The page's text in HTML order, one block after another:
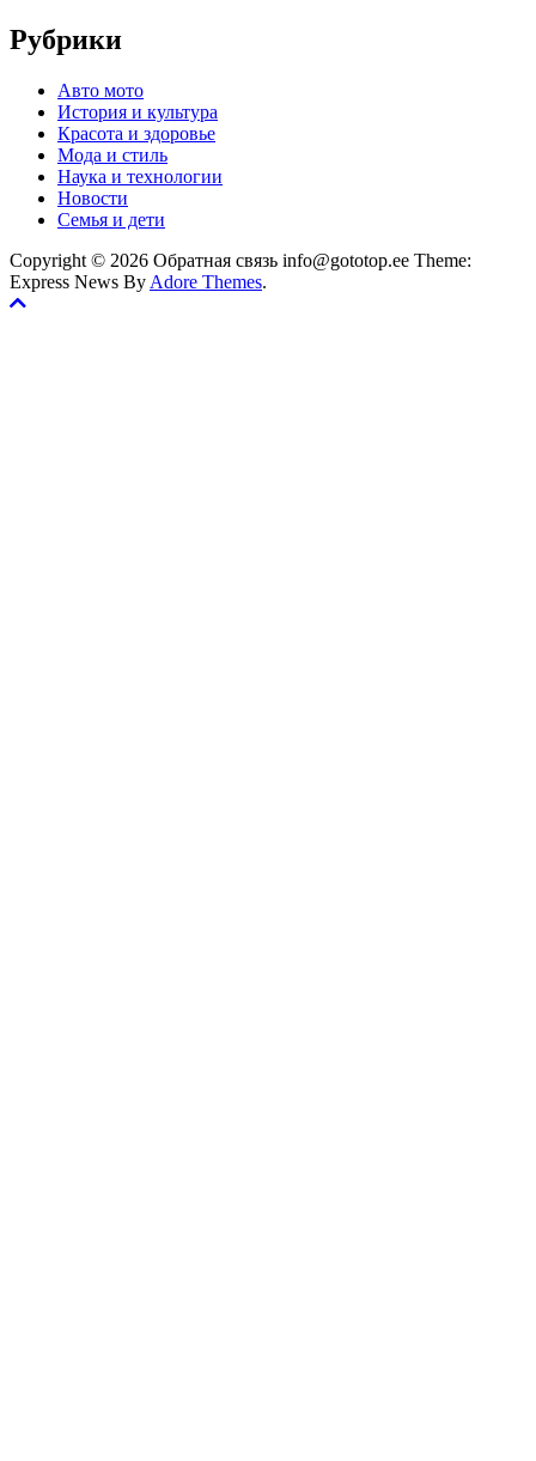
Рубрики
Авто мото
История и культура
Красота и здоровье
Мода и стиль
Наука и технологии
Новости
Семья и дети
Copyright © 2026 Обратная связь info@gototop.ee Theme:
Express News By Adore Themes.